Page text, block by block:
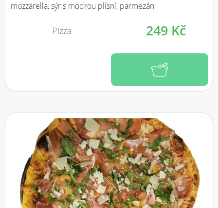
mozzarella, sýr s modrou plísní, parmezán
Pizza 249 Kč